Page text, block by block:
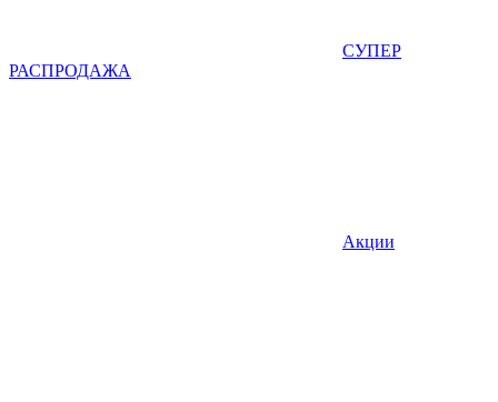
СУПЕР
РАСПРОДАЖА
Акции